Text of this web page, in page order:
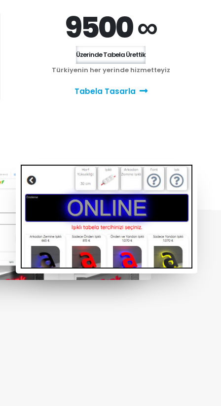
9500 ∞
Üzerinde Tabela Ürettik
Türkiyenin her yerinde hizmetteyiz
Tabela Tasarla